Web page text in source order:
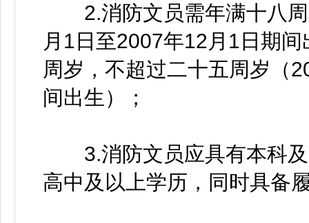
2.消防文员需年满十八周
月1日至2007年12月1日期
周岁，不超过二十五周岁（
间出生）；
3.消防文员应具有本科及
高中及以上学历，同时具备